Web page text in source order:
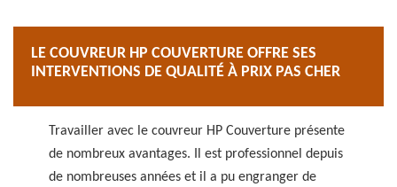
LE COUVREUR HP COUVERTURE OFFRE SES
INTERVENTIONS DE QUALITÉ À PRIX PAS CHER
Travailler avec le couvreur HP Couverture présente
de nombreux avantages. Il est professionnel depuis
de nombreuses années et il a pu engranger de